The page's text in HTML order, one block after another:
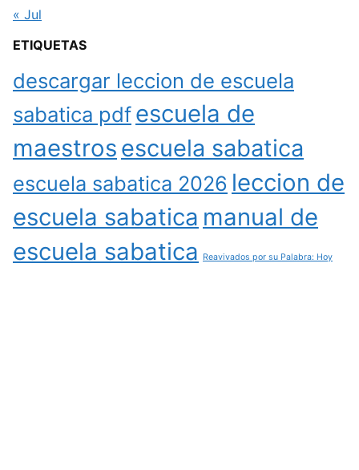
« Jul
ETIQUETAS
descargar leccion de escuela
sabatica pdfescuela de
maestros escuela sabatica
escuela sabatica 2026 leccion de
escuela sabatica manual de
escuela sabatica
Reavivados por su Palabra: Hoy